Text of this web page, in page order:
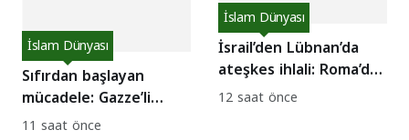
Sıfırdan başlayan
mücadele: Gazze’li
çiftçiler topraklarını
İslam Dünyası
11 saat önce
İsrail’den Lübnan’da
ateşkes ihlali: Roma’da
zirve sürerken 6 ihlal
İslam Dünyası
12 saat önce